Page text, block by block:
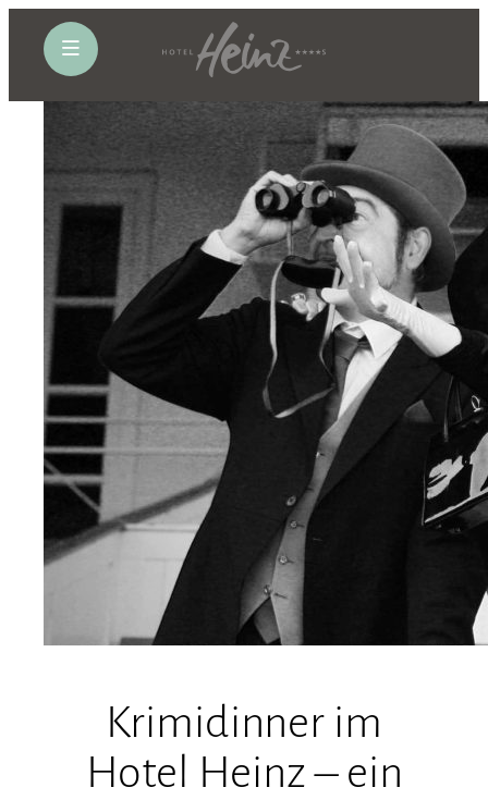
öffne Navigation
Krimidinner im
Hotel Heinz – ein